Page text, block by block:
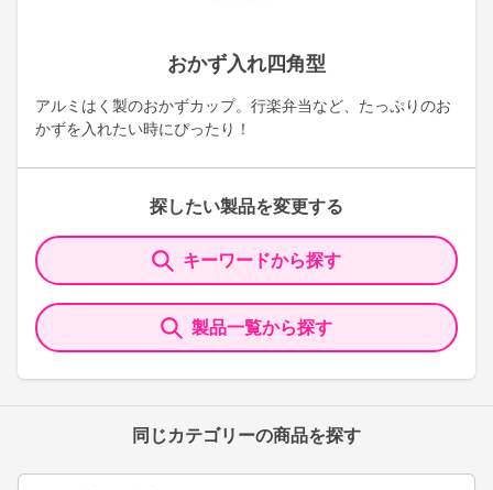
おかず入れ四角型
アルミはく製のおかずカップ。行楽弁当など、たっぷりのお
かずを入れたい時にぴったり！
探したい製品を変更する
キーワードから探す
製品一覧から探す
同じカテゴリーの商品を探す